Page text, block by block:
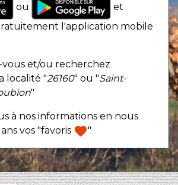
ou
et
l'application mobile
vous et/ou recherchez
localité "26160" ou "Saint-
"
à nos informations en nous
vos "favoris favorite"